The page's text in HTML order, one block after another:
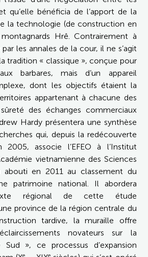
qu’elle bénéficia de l’apport de la
la technologie (de construction en
Hrê. Contrairement à
par les annales de la cour, il ne s’agit
tradition « classique », conçue pour
barbares, mais d’un appareil
dont les objectifs étaient la
appartenant à chacune des
des échanges commerciaux
Hardy présentera une synthèse
qui, depuis la redécouverte
associe l’EFEO à l’Institut
vietnamienne des Sciences
abouti en 2011 au classement du
patrimoine national. Il abordera
régional de cette étude
province de la région centrale du
tardive, la muraille offre
novateurs sur la
», ce processus d’expansion
e e